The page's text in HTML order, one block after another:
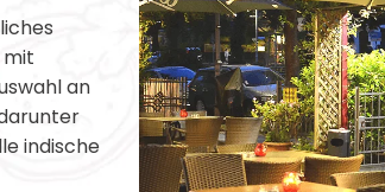
mit
an
indische